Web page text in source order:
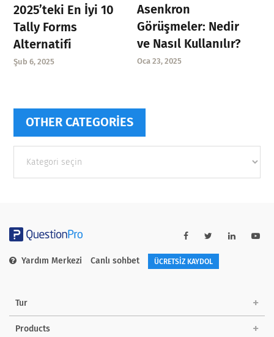
2025’teki En İyi 10
Tally Forms
Alternatifi
Şub 6, 2025
Asenkron
Görüşmeler: Nedir
ve Nasıl Kullanılır?
Oca 23, 2025
OTHER CATEGORIES
categories
Yardım Merkezi Canlı sohbet ÜCRETSİZ KAYDOL
Tur
Products